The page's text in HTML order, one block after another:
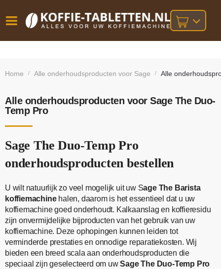
besteld,
bij orders
Home / Alle onderhoudsproducten voor Sage / Alle
Alle onderhoudsproducten voor Sage The Duo-
Temp Pro
Sage The Duo-Temp Pro
onderhoudsproducten bestellen
U wilt natuurlijk zo veel mogelijk uit uw Sage The Barista
koffiemachinehalen, daarom is het essentieel dat u uw
koffiemachine goed onderhoudt. Kalkaanslag en koffieresidu
zijn onvermijdelijke bijproducten van het gebruik van uw
koffiemachine. Deze ophopingen kunnen leiden tot
verminderde prestaties en onnodige reparatiekosten. Wij
bieden een breed scala aan onderhoudsproducten die
speciaal zijn geselecteerd om uwSage The Duo-Temp Pro